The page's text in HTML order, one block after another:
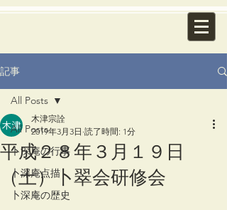
記事
All Posts
卜深庵の行事
卜深庵点描
卜深庵の歴史
All Posts
平成２８年３月１９日
（土）卜翠会研修会
木津宗詮
2019年3月3日 読了時間: 1分